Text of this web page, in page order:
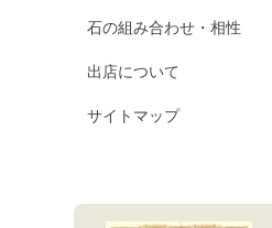
石の組み合わせ・相性
出店について
サイトマップ